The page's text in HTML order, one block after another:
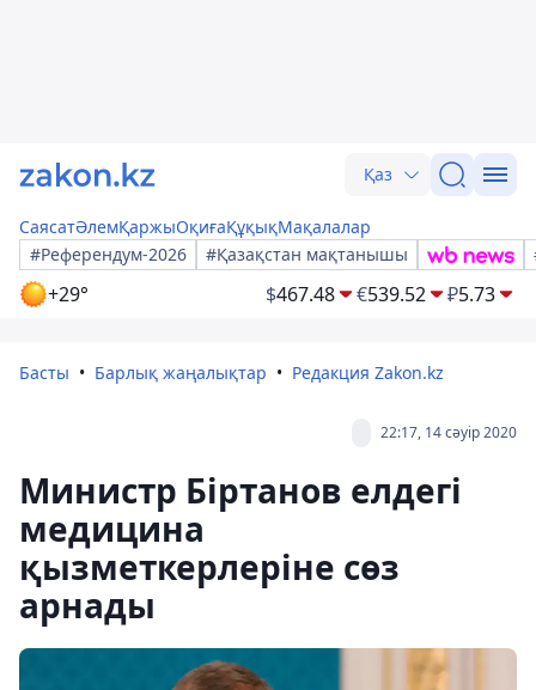
Қаз
СаясатӘлемҚаржыОқиғаҚұқықМақалалар
#Референдум-2026
#Қазақстан мақтанышы
+29° $467.48 €539.52 ₽5.73
Басты Барлық жаңалықтар Редакция Zakon.kz
22:17, 14 сәуір 2020
Министр Біртанов елдегі
медицина
қызметкерлеріне сөз
арнады